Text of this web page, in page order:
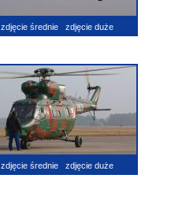
zdjęcie średnie zdjęcie duże
zdjęcie średnie zdjęcie duże